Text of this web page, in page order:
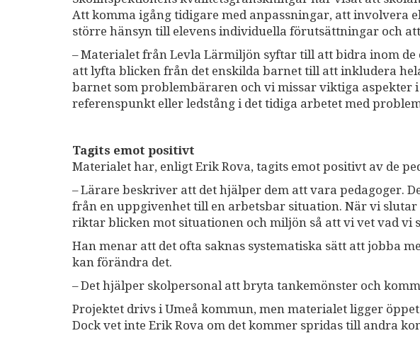
Att komma igång tidigare med anpassningar, att involvera
större hänsyn till elevens individuella förutsättningar och
– Materialet från Levla Lärmiljön syftar till att bidra inom
att lyfta blicken från det enskilda barnet till att inkludera
barnet som problembäraren och vi missar viktiga aspekter
referenspunkt eller ledstång i det tidiga arbetet med
Tagits emot positivt
Materialet har, enligt Erik Rova, tagits emot positivt av de
– Lärare beskriver att det hjälper dem att vara pedagoger.
från en uppgivenhet till en arbetsbar situation. När vi
riktar blicken mot situationen och miljön så att vi vet vad vi
Han menar att det ofta saknas systematiska sätt att jobba
kan förändra det.
– Det hjälper skolpersonal att bryta tankemönster och
Projektet drivs i Umeå kommun, men materialet ligger
Dock vet inte Erik Rova om det kommer spridas till andra